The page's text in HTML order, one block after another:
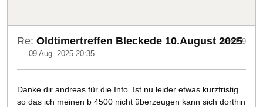
Re: Oldtimertreffen Bleckede 10.August 2025
09 Aug. 2025 20:35
#56119
Danke dir andreas für die Info. Ist nu leider etwas kurzfristig
so das ich meinen b 4500 nicht überzeugen kann sich dorthin